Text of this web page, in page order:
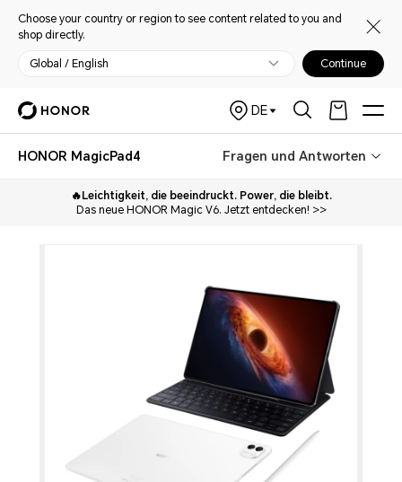
Choose your country or region to see content related to you and
shop directly.
Global / English Continue
DE
HONOR MagicPad4 Fragen und Antworten
🔥Leichtigkeit, die beeindruckt. Power, die bleibt.
Das neue HONOR Magic V6. Jetzt entdecken! >>